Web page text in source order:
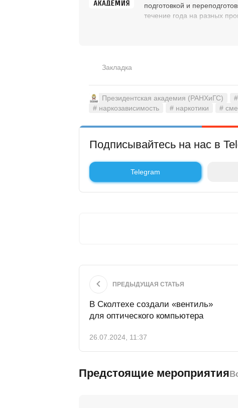
подготовкой и
течение года на разных
Петропавловска-
Закладка
Президентская академия (РАНХиГС)
# наркозависимость
# наркотики #
Подписывайтесь на нас в
Telegram
ПРЕДЫДУЩАЯ СТАТЬЯ
В Сколтехе создали «вентиль»
для оптического компьютера
26.07.2024, 11:37
Предстоящие мероприятия